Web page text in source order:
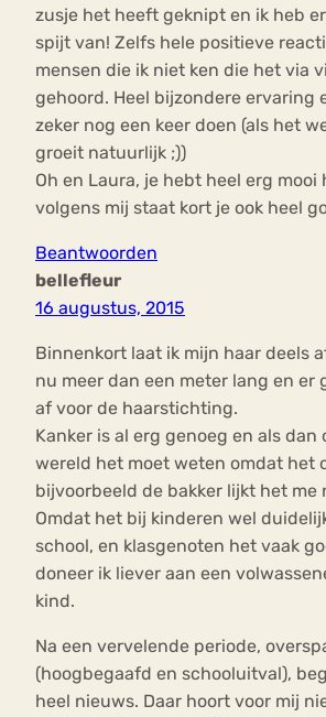
zusje het heeft geknipt en ik heb
spijt van! Zelfs hele positieve
mensen die ik niet ken die het via
gehoord. Heel bijzondere ervaring
zeker nog een keer doen (als het
groeit natuurlijk ;))
Oh en Laura, je hebt heel erg mooi
volgens mij staat kort je ook heel
Beantwoorden
bellefleur
16 augustus, 2015
Binnenkort laat ik mijn haar deels
nu meer dan een meter lang en er
af voor de haarstichting.
Kanker is al erg genoeg en als dan
wereld het moet weten omdat het
bijvoorbeeld de bakker lijkt het me
Omdat het bij kinderen wel
school, en klasgenoten het vaak
doneer ik liever aan een
kind.
Na een vervelende periode,
(hoogbegaafd en schooluitval),
heel nieuws. Daar hoort voor mij